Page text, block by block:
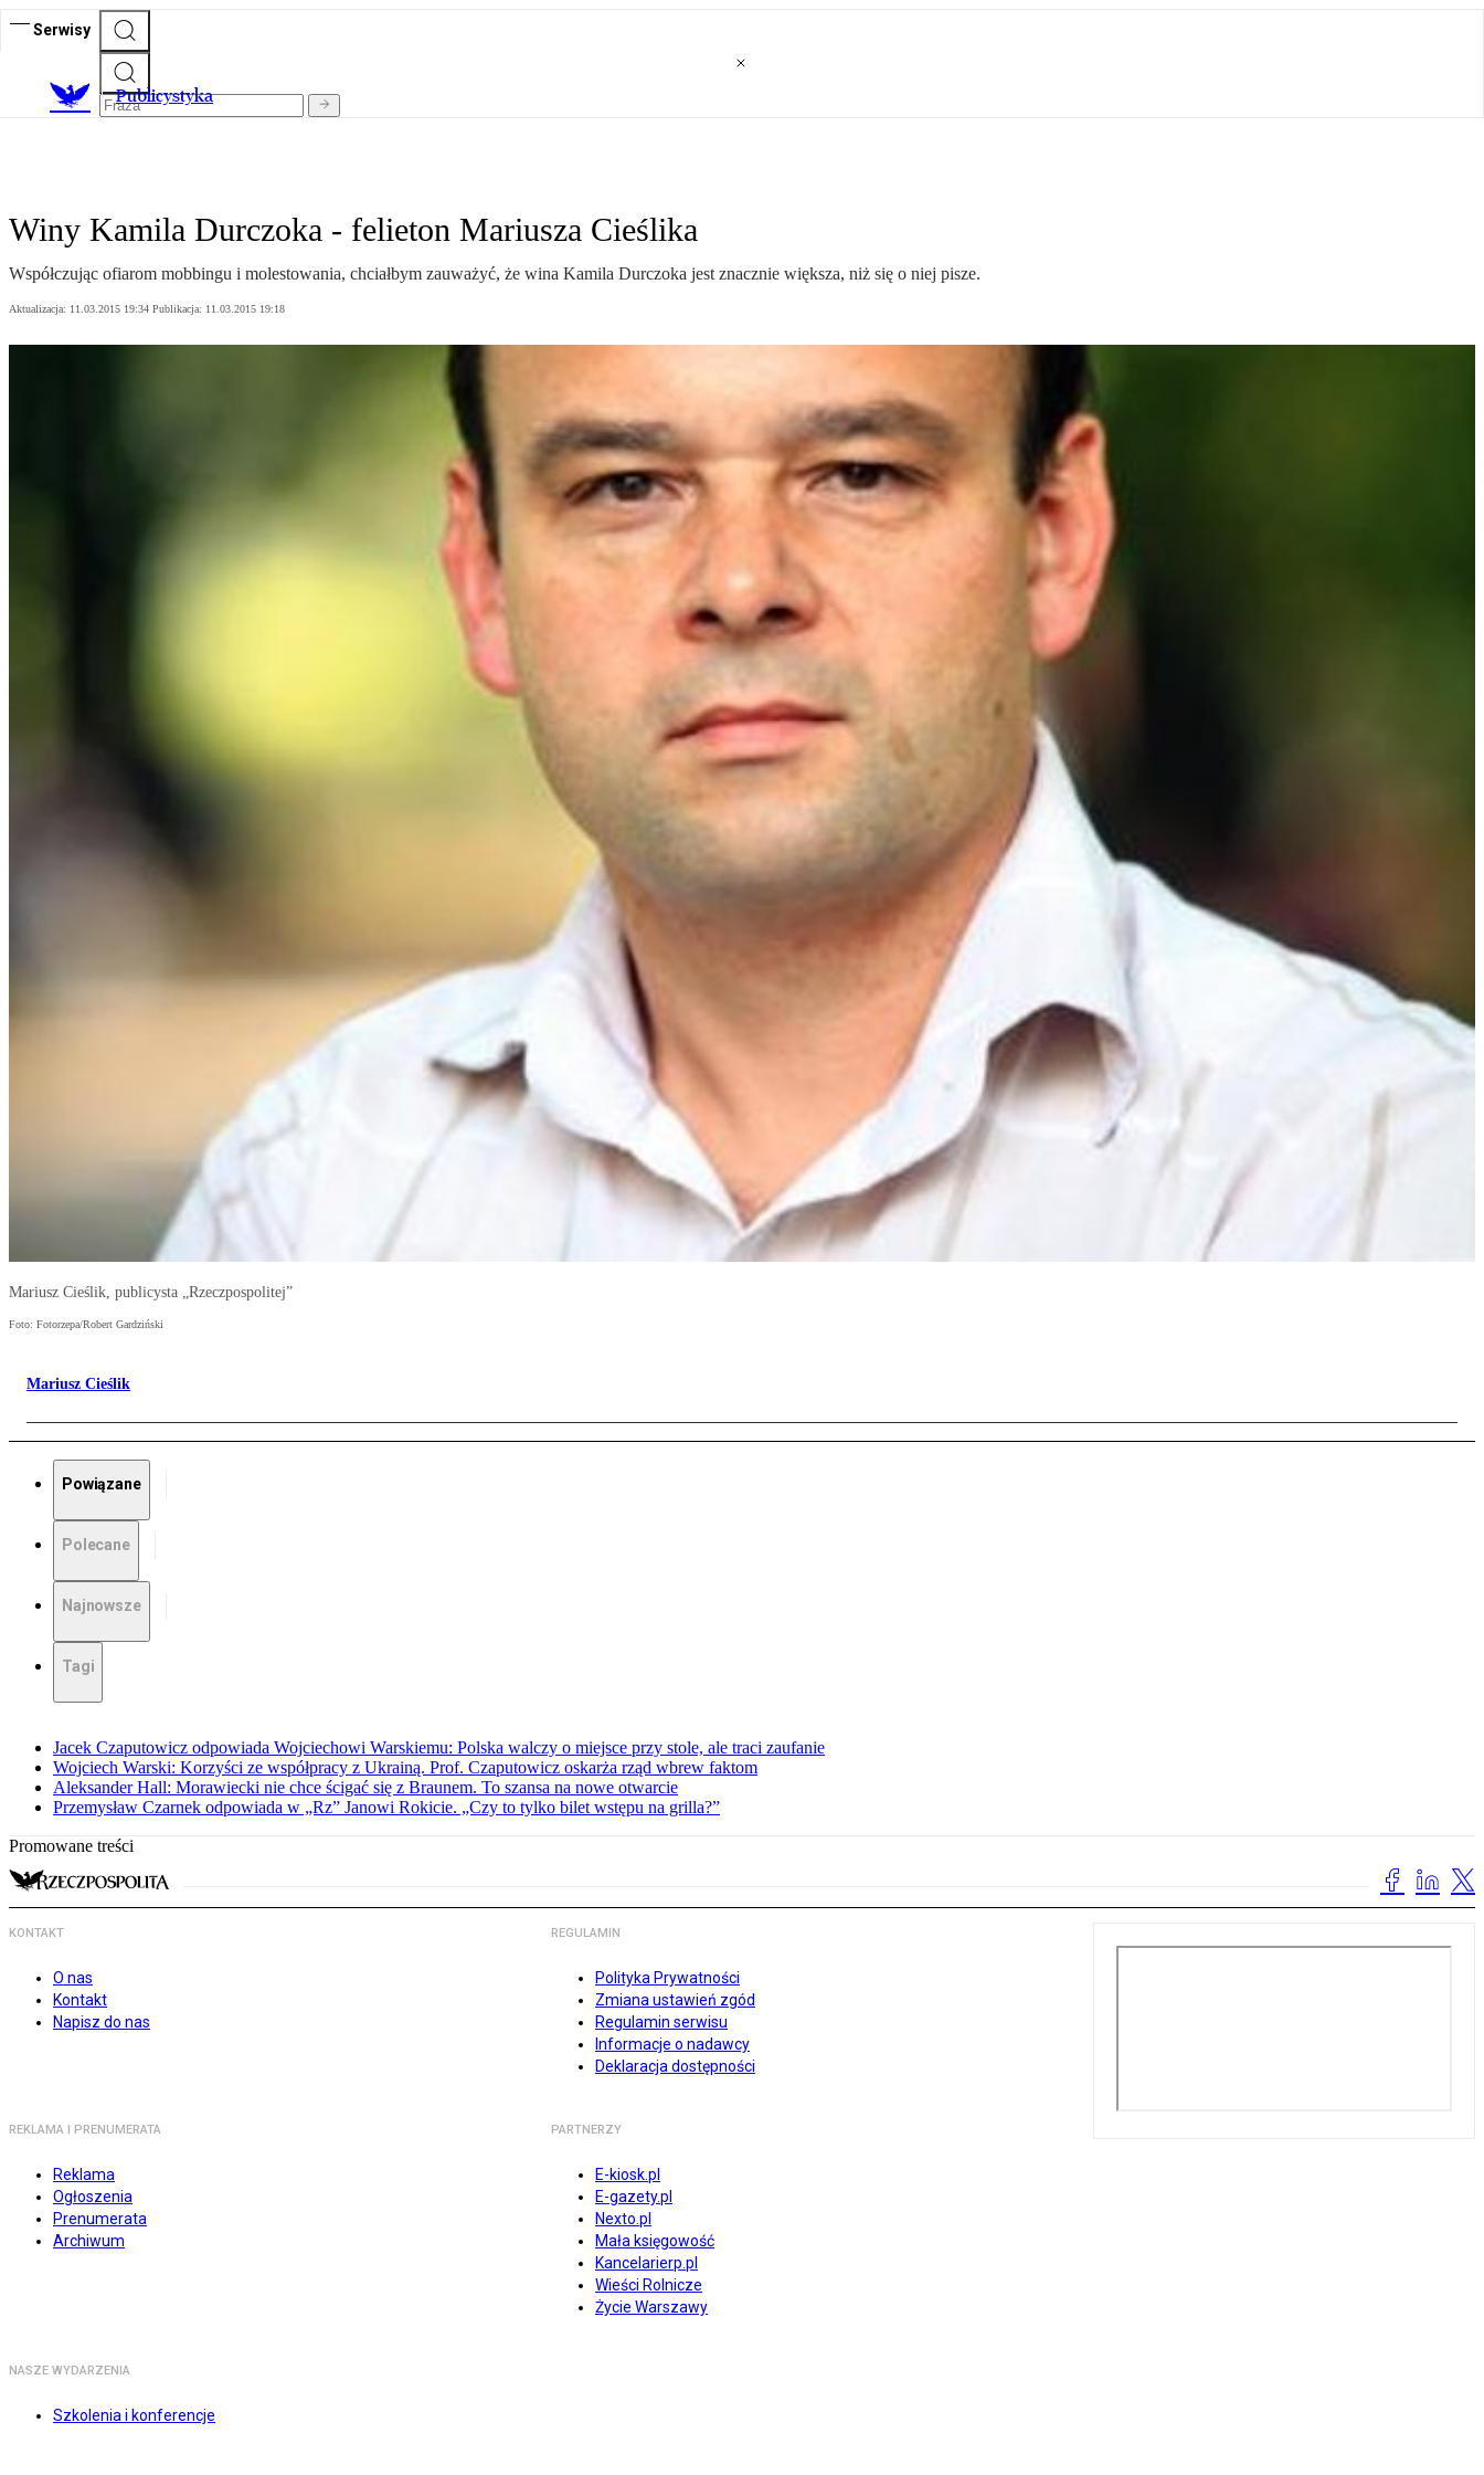
Serwisy
Publicystyka
Winy Kamila Durczoka - felieton Mariusza Cieślika
Współczując ofiarom mobbingu i molestowania, chciałbym zauważyć, że wina Kamila Durczoka jest znacznie większa, niż się o niej pisze.
Aktualizacja: 11.03.2015 19:34 Publikacja: 11.03.2015 19:18
Mariusz Cieślik, publicysta „Rzeczpospolitej”
Foto: Fotorzepa/Robert Gardziński
Mariusz Cieślik
Powiązane
Polecane
Najnowsze
Tagi
Jacek Czaputowicz odpowiada Wojciechowi Warskiemu: Polska walczy o miejsce przy stole, ale traci zaufanie
Wojciech Warski: Korzyści ze współpracy z Ukrainą. Prof. Czaputowicz oskarża rząd wbrew faktom
Aleksander Hall: Morawiecki nie chce ścigać się z Braunem. To szansa na nowe otwarcie
Przemysław Czarnek odpowiada w „Rz” Janowi Rokicie. „Czy to tylko bilet wstępu na grilla?”
Promowane treści
KONTAKT
O nas
Kontakt
Napisz do nas
REGULAMIN
Polityka Prywatności
Zmiana ustawień zgód
Regulamin serwisu
Informacje o nadawcy
Deklaracja dostępności
REKLAMA I PRENUMERATA
Reklama
Ogłoszenia
Prenumerata
Archiwum
PARTNERZY
E-kiosk.pl
E-gazety.pl
Nexto.pl
Mała księgowość
Kancelarierp.pl
Wieści Rolnicze
Życie Warszawy
NASZE WYDARZENIA
Szkolenia i konferencje